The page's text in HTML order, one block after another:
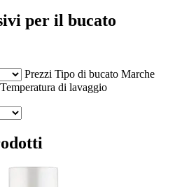
per il bucato
Prezzi Tipo di bucato Marche
Temperatura di lavaggio